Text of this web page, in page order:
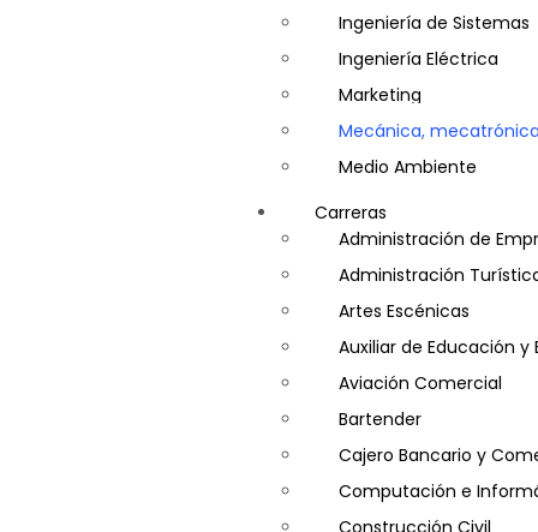
Ingeniería de Sistemas
Ingeniería Eléctrica
Marketing
Mecánica,
Medio Ambiente
Minería e Hidrocarburos
Salud y Psicología
Seguridad
Carreras
Administración de
Administración
Artes Escénicas
Auxiliar de Educación
Aviación Comercial
Bartender
Cajero Bancario y
Computación e
Construcción Civil